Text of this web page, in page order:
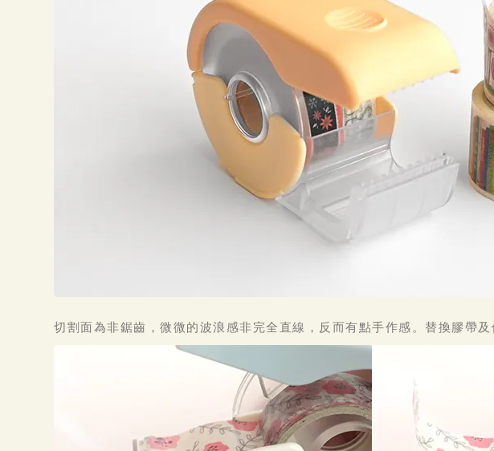
切割面為非鋸齒，微微的波浪感非完全直線，反而有點手作感。替換膠帶